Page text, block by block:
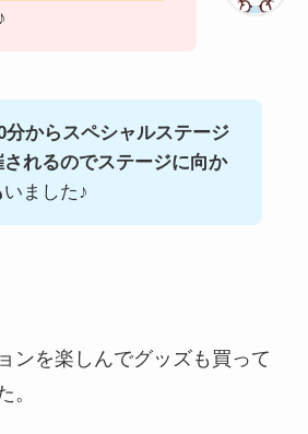
分からスペシャルステージ
れるのでステージに向か
いました♪
ンを楽しんでグッズも買って
。